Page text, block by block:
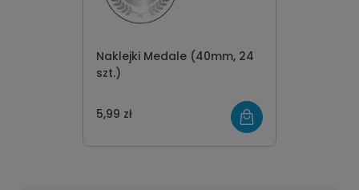
Naklejki Medale (40mm, 24
szt.)
5,99 zł